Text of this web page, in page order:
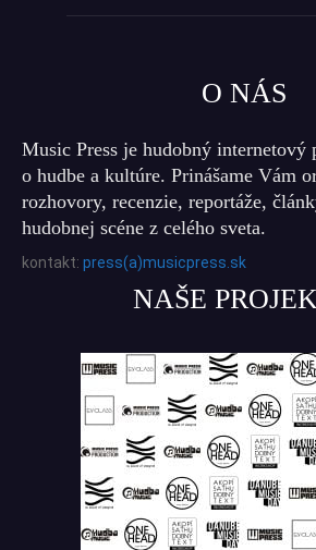
O NÁS
Music Press je hudobný
o hudbe a kultúre. Prinášame Vám
rozhovory, recenzie, reportáže,
hudobnej scéne z celého sveta.
kontakt: press(a)musicpress.sk
NAŠE